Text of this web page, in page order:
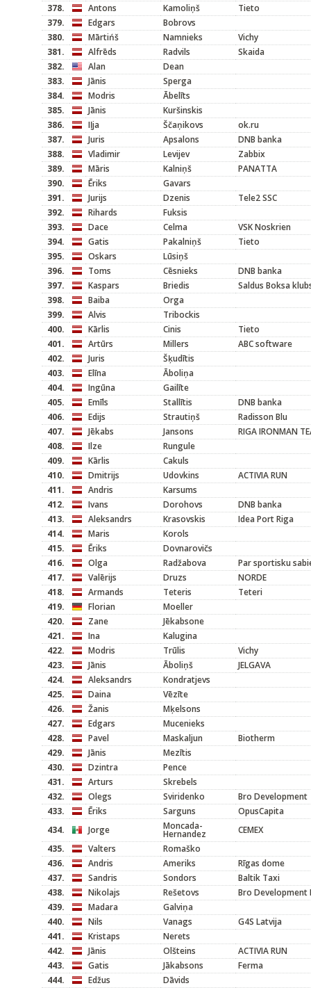
378.
Antons Kamoliņš
Tieto
379.
Edgars
Bobrovs
380.
Mārtińš Namnieks
Vichy
381.
Alfrēds Radvils
Skaida
382.
Alan
Dean
383.
Jānis
Sperga
384.
Modris
Ābelīts
385.
Jānis
Kuršinskis
386.
Iļja Ščaņikovs
ok.ru
387.
Juris Apsalons
DNB banka
388.
Vladimir Levijev
Zabbix
389.
Māris Kalniņš
PANATTA
390.
Ēriks
Gavars
391.
Jurijs Dzenis
Tele2 SSC
392.
Rihards
Fuksis
393.
Dace Celma
VSK Noskrien
394.
Gatis Pakalniņš
Tieto
395.
Oskars
Lūsiņš
396.
Toms Cēsnieks
DNB banka
397.
Kaspars Briedis
Saldus Boksa
398.
Baiba
Orga
399.
Alvis
Tribockis
400.
Kārlis Cinis
Tieto
401.
Artūrs Millers
ABC software
402.
Juris
Šķudītis
403.
Elīna
Āboliņa
404.
Ingūna
Gailīte
405.
Emīls Stallītis
DNB banka
406.
Edijs Strautiņš
Radisson Blu
407.
Jēkabs Jansons
RIGA IRONMAN
408.
Ilze
Rungule
409.
Kārlis
Cakuls
410.
Dmitrijs Udovkins
ACTIVIA RUN
411.
Andris
Karsums
412.
Ivans Dorohovs
DNB banka
413.
Aleksandrs Krasovskis
Idea Port Riga
414.
Maris
Korols
415.
Ēriks
Dovnarovičs
416.
Olga Radžabova
Par sportisku
417.
Valērijs Druzs
NORDE
418.
Armands Teteris
Teteri
419.
Florian
Moeller
420.
Zane
Jēkabsone
421.
Ina
Kalugina
422.
Modris Trūlis
Vichy
423.
Jānis Āboliņš
JELGAVA
424.
Aleksandrs
Kondratjevs
425.
Daina
Vēzīte
426.
Žanis
Mķelsons
427.
Edgars
Mucenieks
428.
Pavel Maskaljun
Biotherm
429.
Jānis
Mezītis
430.
Dzintra
Pence
431.
Arturs
Skrebels
432.
Olegs Sviridenko
Bro Development
433.
Ēriks Sarguns
OpusCapita
434.
Jorge Moncada-
Hernandez
CEMEX
435.
Valters
Romaško
436.
Andris Ameriks
Rīgas dome
437.
Sandris Sondors
Baltik Taxi
438.
Nikolajs Rešetovs
Bro Development
439.
Madara
Galviņa
440.
Nils Vanags
G4S Latvija
441.
Kristaps
Nerets
442.
Jānis Olšteins
ACTIVIA RUN
443.
Gatis Jākabsons
Ferma
444.
Edžus
Dāvids